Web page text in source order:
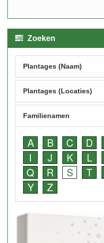
Zoeken
Plantages (Naam)
Plantages (Locaties)
Familienamen
A B C D
I
J K L
Q
R S T
Y
Z